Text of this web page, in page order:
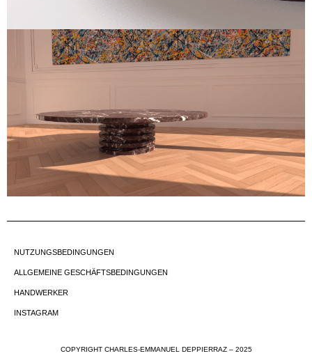
NUTZUNGSBEDINGUNGEN
ALLGEMEINE GESCHÄFTSBEDINGUNGEN
HANDWERKER
INSTAGRAM
COPYRIGHT CHARLES-EMMANUEL DEPPIERRAZ – 2025